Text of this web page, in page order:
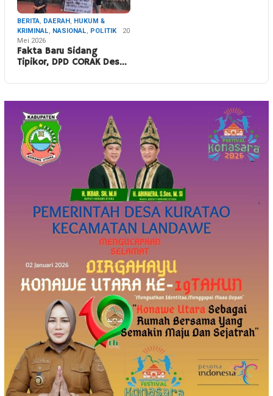
BERITA, DAERAH, HUKUM &
KRIMINAL, NASIONAL, POLITIK
20
Mei 2026
Fakta Baru Sidang
Tipikor, DPD CORAK Des…